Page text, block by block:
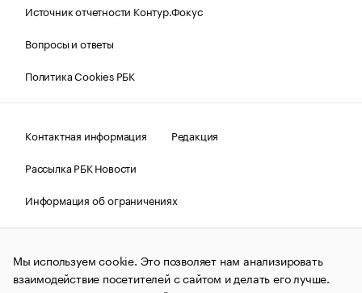
Источник отчетности Контур.Фокус
Вопросы и ответы
Политика Cookies РБК
Контактная информация
Редакция
Рассылка РБК Новости
Информация об ограничениях
Правовая информация
О соблюдении авторских прав
© АО «РОСБИЗНЕСКОНСАЛТИНГ»,1995–2026.Сообщения
и материалы информационного агентства «РБК»
(зарегистрировано Федеральной службой по надзору в сфере
Мы используем cookie. Это позволяет нам анализировать
взаимодействие посетителей с сайтом и делать его лучше.